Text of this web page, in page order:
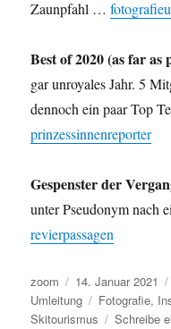
Zaunpfahl …
Best of 2020 (as far as
gar unroyales Jahr. 5
dennoch ein paar Top
prinzessinnenreporter
Gespenster der
unter Pseudonym nach
revierpassagen
Autor
zoom
Veröffentlicht
am
14. Januar 2021
Umleitung
Schlagwörter
Fotografie,
Skitourismus
Schreibe